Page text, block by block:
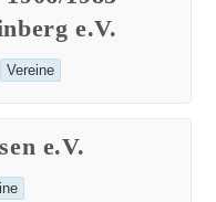
e.V.
Vereine
e.V.